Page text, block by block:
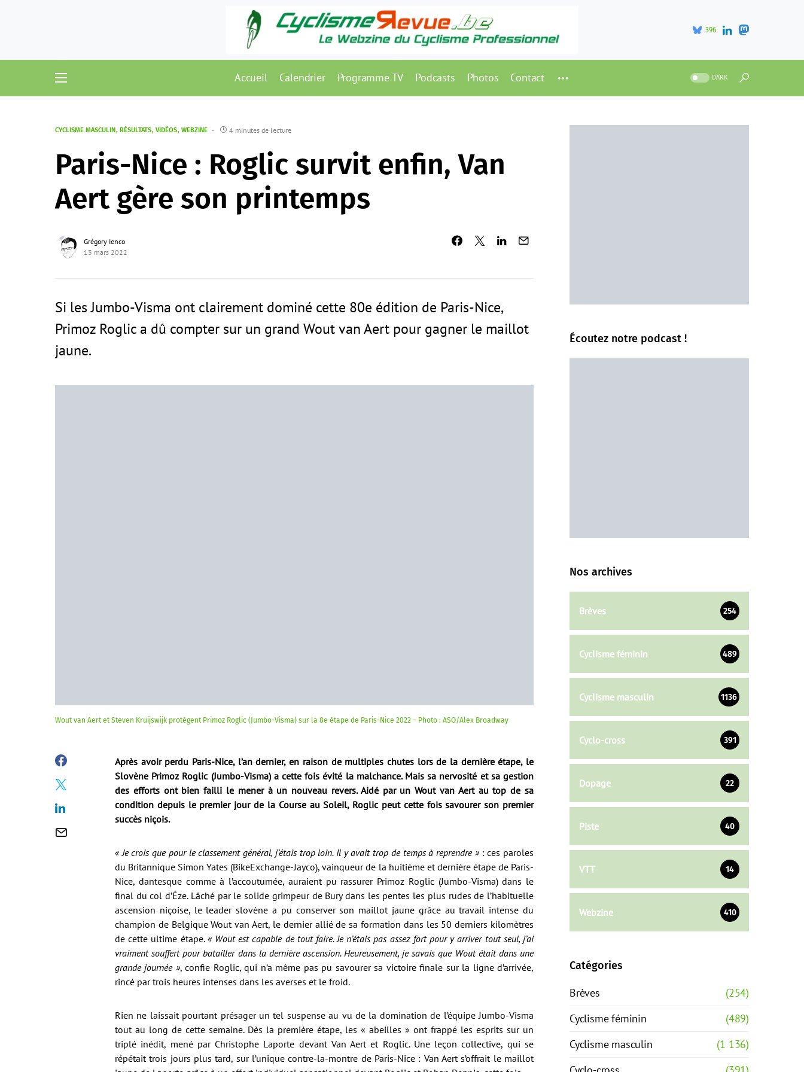
396
Accueil Calendrier Programme TV Podcasts Photos Contact DARK
CYCLISME MASCULIN RÉSULTATS VIDÉOS WEBZINE 4 minutes de lecture
Paris-Nice : Roglic survit enfin, Van
Aert gère son printemps
Grégory Ienco
13 mars 2022
Si les Jumbo-Visma ont clairement dominé cette 80e édition de Paris-Nice,
Primoz Roglic a dû compter sur un grand Wout van Aert pour gagner le maillot
jaune.
Wout van Aert et Steven Kruijswijk protègent Primoz Roglic (Jumbo-Visma) sur la 8e étape de Paris-Nice 2022 – Photo : ASO/Alex Broadway
Après avoir perdu Paris-Nice, l’an dernier, en raison de multiples chutes lors de la dernière étape, le
Slovène Primoz Roglic (Jumbo-Visma) a cette fois évité la malchance. Mais sa nervosité et sa gestion
des efforts ont bien failli le mener à un nouveau revers. Aidé par un Wout van Aert au top de sa
condition depuis le premier jour de la Course au Soleil, Roglic peut cette fois savourer son premier
succès niçois.
« Je crois que pour le classement général, j’étais trop loin. Il y avait trop de temps à reprendre »: ces paroles
du Britannique Simon Yates (BikeExchange-Jayco), vainqueur de la huitième et dernière étape de Paris-
Nice, dantesque comme à l’accoutumée, auraient pu rassurer Primoz Roglic (Jumbo-Visma) dans le
final du col d’Éze. Lâché par le solide grimpeur de Bury dans les pentes les plus rudes de l’habituelle
ascension niçoise, le leader slovène a pu conserver son maillot jaune grâce au travail intense du
champion de Belgique Wout van Aert, le dernier allié de sa formation dans les 50 derniers kilomètres
de cette ultime étape. « Wout est capable de tout faire. Je n’étais pas assez fort pour y arriver tout seul, j’ai
vraiment souffert pour batailler dans la dernière ascension. Heureusement, je savais que Wout était dans une
grande journée », confie Roglic, qui n’a même pas pu savourer sa victoire finale sur la ligne d’arrivée,
rincé par trois heures intenses dans les averses et le froid.
Rien ne laissait pourtant présager un tel suspense au vu de la domination de l’équipe Jumbo-Visma
tout au long de cette semaine. Dès la première étape, les « abeilles » ont frappé les esprits sur un
triplé inédit, mené par Christophe Laporte devant Van Aert et Roglic. Une leçon collective, qui se
répétait trois jours plus tard, sur l’unique contre-la-montre de Paris-Nice : Van Aert s’offrait le maillot
Écoutez notre podcast !
Nos archives
Brèves 254
Cyclisme féminin 489
Cyclisme masculin 1136
Cyclo-cross 391
Dopage 22
Piste 40
VTT 14
Webzine 410
Catégories
Brèves
(254)
Cyclisme féminin
(489)
Cyclisme masculin
(1 136)